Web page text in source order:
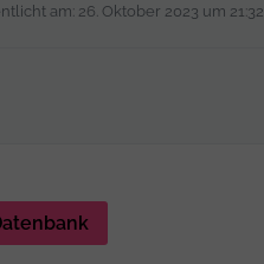
am: 26. Oktober 2023 um 21:32